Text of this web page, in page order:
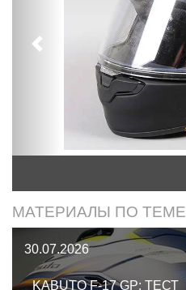
Предыдущий
МАТЕРИАЛЫ ПО ТЕМЕ
30.07.2026
KABUTO F-17 GP: ТЕСТ